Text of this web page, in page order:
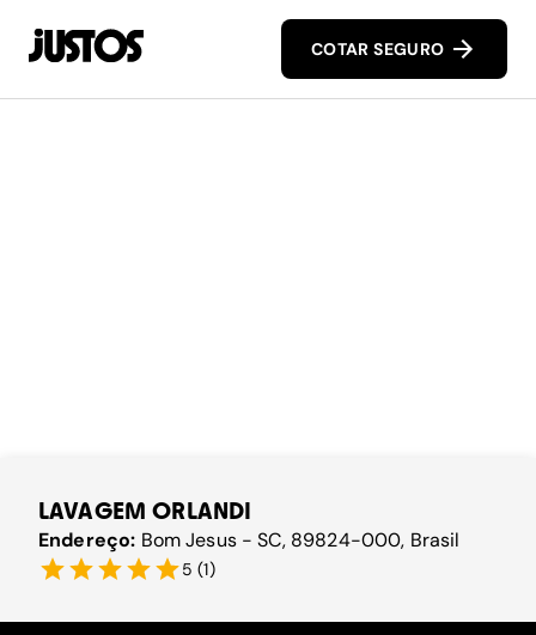
COTAR SEGURO
LAVAGEM ORLANDI
Endereço: Bom Jesus - SC, 89824-000, Brasil
5 (1)